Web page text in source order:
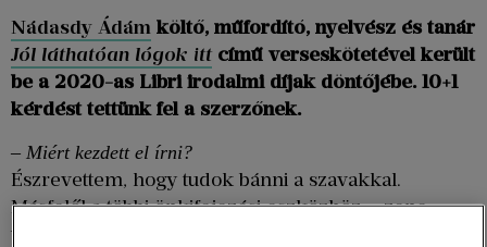
Nádasdy Ádám költő, műfordító, nyelvész és tanár
Jól láthatóan lógok itt című verseskötetével került
be a 2020-as Libri irodalmi díjak döntőjébe. 10+1
kérdést tettünk fel a szerzőnek.
– Miért kezdett el írni?
Észrevettem, hogy tudok bánni a szavakkal.
Másfelől a többi önkifejezési eszközhöz – zene,
tánc, vizuális művészetek – nem voltam elég